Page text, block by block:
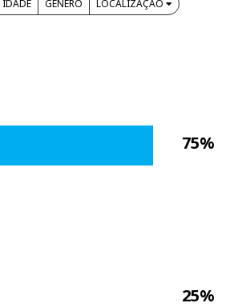
IDADE GÊNERO LOCALIZAÇÃO
75%
25%